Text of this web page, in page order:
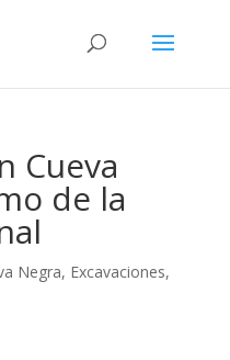
Cueva
de la
Negra, Excavaciones,